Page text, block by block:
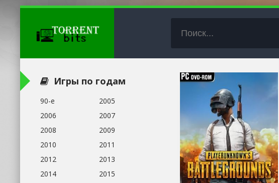
Игры по годам
90-е
2005
2006
2007
2008
2009
2010
2011
2012
2013
2014
2015